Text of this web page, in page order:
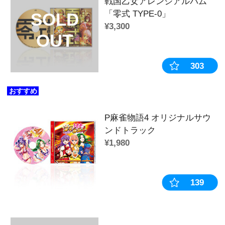
戦国乙女 コスチュームチェンジホロ
【モトナリ】
戦国乙女 コスチュームチェンジホロ
【ヨシテル】
戦国乙女 コスチュームチェンジホロ
【ドウセツ】
戦国乙女 コスチュームチェンジホロ
戦国乙女 コスチュームチェンジホロ